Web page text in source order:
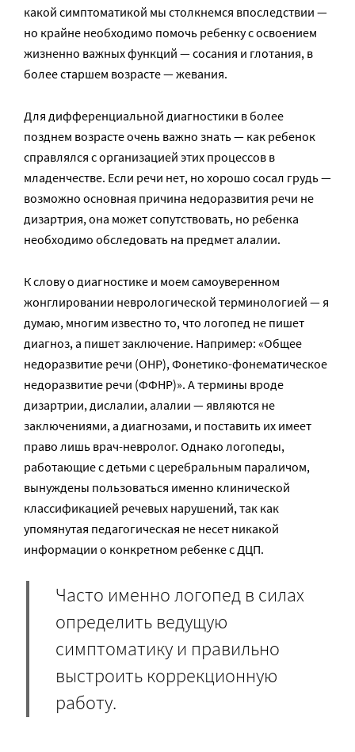
какой симптоматикой мы столкнемся впоследствии —
но крайне необходимо помочь ребенку с освоением
жизненно важных функций — сосания и глотания, в
более старшем возрасте — жевания.
Для дифференциальной диагностики в более
позднем возрасте очень важно знать — как ребенок
справлялся с организацией этих процессов в
младенчестве. Если речи нет, но хорошо сосал грудь —
возможно основная причина недоразвития речи не
дизартрия, она может сопутствовать, но ребенка
необходимо обследовать на предмет алалии.
К слову о диагностике и моем самоуверенном
жонглировании неврологической терминологией — я
думаю, многим известно то, что логопед не пишет
диагноз, а пишет заключение. Например: «Общее
недоразвитие речи (ОНР), Фонетико-фонематическое
недоразвитие речи (ФФНР)». А термины вроде
дизартрии, дислалии, алалии — являются не
заключениями, а диагнозами, и поставить их имеет
право лишь врач-невролог. Однако логопеды,
работающие с детьми с церебральным параличом,
вынуждены пользоваться именно клинической
классификацией речевых нарушений, так как
упомянутая педагогическая не несет никакой
информации о конкретном ребенке с ДЦП.
Часто именно логопед в силах
определить ведущую
симптоматику и правильно
выстроить коррекционную
работу.